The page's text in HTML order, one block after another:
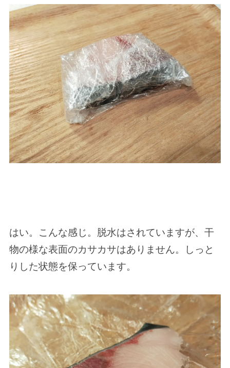
はい。こんな感じ。脱水はされていますが、干
物の様な表面のカサカサはありません。しっと
りした状態を保っています。